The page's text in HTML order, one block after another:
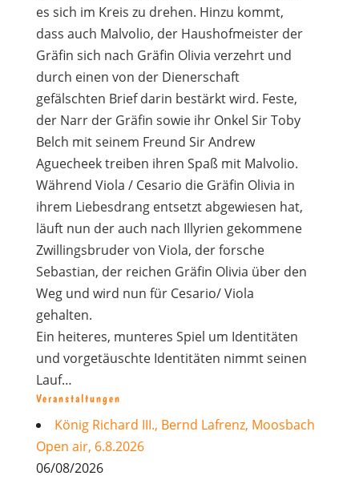
es sich im Kreis zu drehen. Hinzu kommt,
dass auch Malvolio, der Haushofmeister der
Gräfin sich nach Gräfin Olivia verzehrt und
durch einen von der Dienerschaft
gefälschten Brief darin bestärkt wird. Feste,
der Narr der Gräfin sowie ihr Onkel Sir Toby
Belch mit seinem Freund Sir Andrew
Aguecheek treiben ihren Spaß mit Malvolio.
Während Viola / Cesario die Gräfin Olivia in
ihrem Liebesdrang entsetzt abgewiesen hat,
läuft nun der auch nach Illyrien gekommene
Zwillingsbruder von Viola, der forsche
Sebastian, der reichen Gräfin Olivia über den
Weg und wird nun für Cesario/ Viola
gehalten.
Ein heiteres, munteres Spiel um Identitäten
und vorgetäuschte Identitäten nimmt seinen
Lauf…
Veranstaltungen
König Richard III., Bernd Lafrenz, Moosbach
Open air, 6.8.2026
06/08/2026